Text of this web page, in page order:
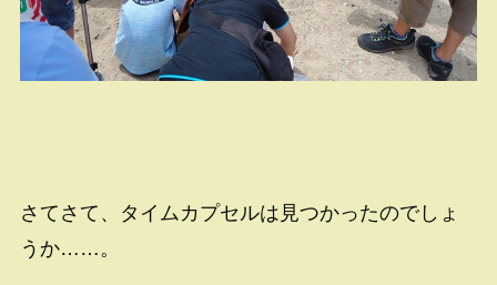
さてさて、タイムカプセルは見つかったのでしょ
うか……。